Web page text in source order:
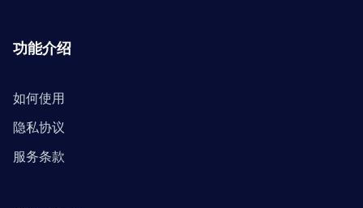
功能介绍
如何使用
隐私协议
服务条款